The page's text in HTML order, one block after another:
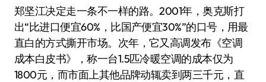
郑坚江决定走一条不一样的路。2001年，奥克斯打
出“比进口便宜60%，比国产便宜30%”的口号，用最
直白的方式撕开市场。次年，它又高调发布《空调
成本白皮书》，称一台1.5匹冷暖空调的成本仅为
1800元，而市面上其他品牌动辄卖到两三千元，直